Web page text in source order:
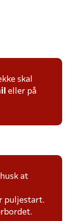
skal
eller på
at
puljestart.